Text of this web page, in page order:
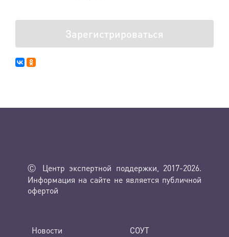
Зарегистрироваться
Ⓒ Центр экспертной поддержки, 2017-2026.
Информация на сайте не является публичной
офертой
Новости СОУТ